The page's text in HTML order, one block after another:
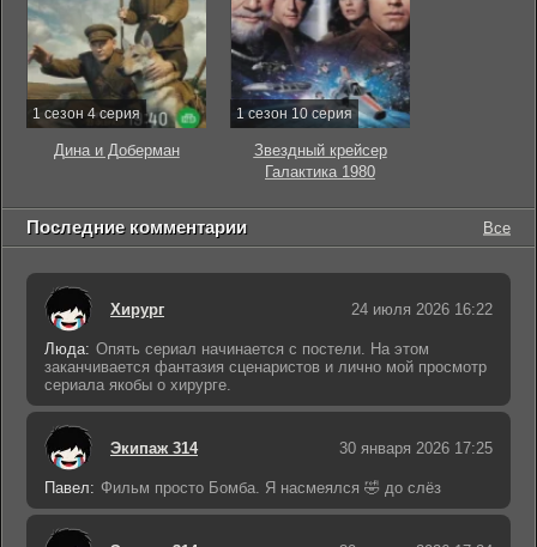
1 сезон 4 серия
Дина и Доберман
1 сезон 10 серия
Звездный крейсер
Галактика 1980
Последние комментарии Все
Хирург 24 июля 2026 16:22
Люда: Опять сериал начинается с постели. На этом
заканчивается фантазия сценаристов и лично мой просмотр
сериала якобы о хирурге.
Экипаж 314 30 января 2026 17:25
Павел: Фильм просто Бомба. Я насмеялся 🤣 до слёз